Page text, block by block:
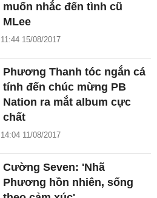
muốn nhắc đến tình cũ
MLee
11:44 15/08/2017
Phương Thanh tóc ngắn cá
tính đến chúc mừng PB
Nation ra mắt album cực
chất
14:04 11/08/2017
Cường Seven: 'Nhã
Phương hồn nhiên, sống